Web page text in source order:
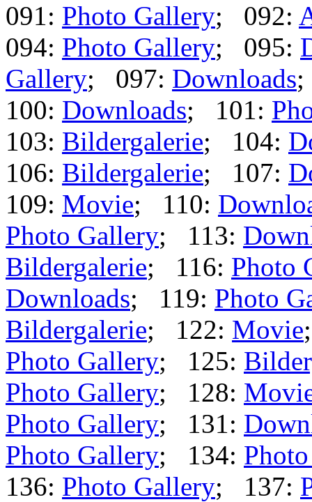
091: Photo Gallery; 092:
094: Photo Gallery; 095:
Gallery; 097: Downloads
100: Downloads; 101:
103: Bildergalerie; 104:
106: Bildergalerie; 107:
109: Movie; 110:
Photo Gallery; 113:
Bildergalerie; 116: Photo
Downloads; 119: Photo
Bildergalerie; 122: Movie
Photo Gallery; 125:
Photo Gallery; 128:
Photo Gallery; 131:
Photo Gallery; 134:
136: Photo Gallery; 137: